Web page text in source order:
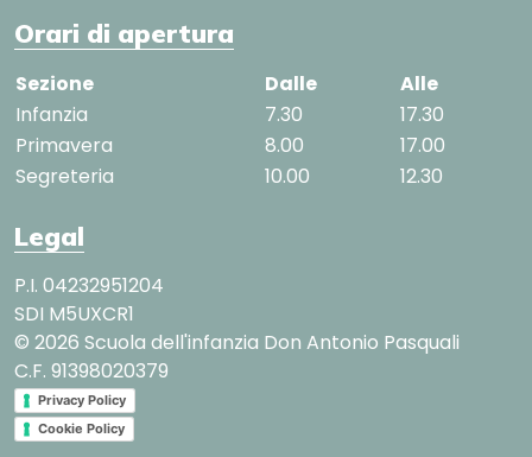
Orari di apertura
Sezione Dalle
Alle
Infanzia
7.30
17.30
Primavera
8.00
17.00
Segreteria
10.00 12.30
Legal
P.I. 04232951204
SDI M5UXCR1
© 2026 Scuola dell'infanzia Don Antonio Pasquali
C.F. 91398020379
Privacy Policy
Cookie Policy